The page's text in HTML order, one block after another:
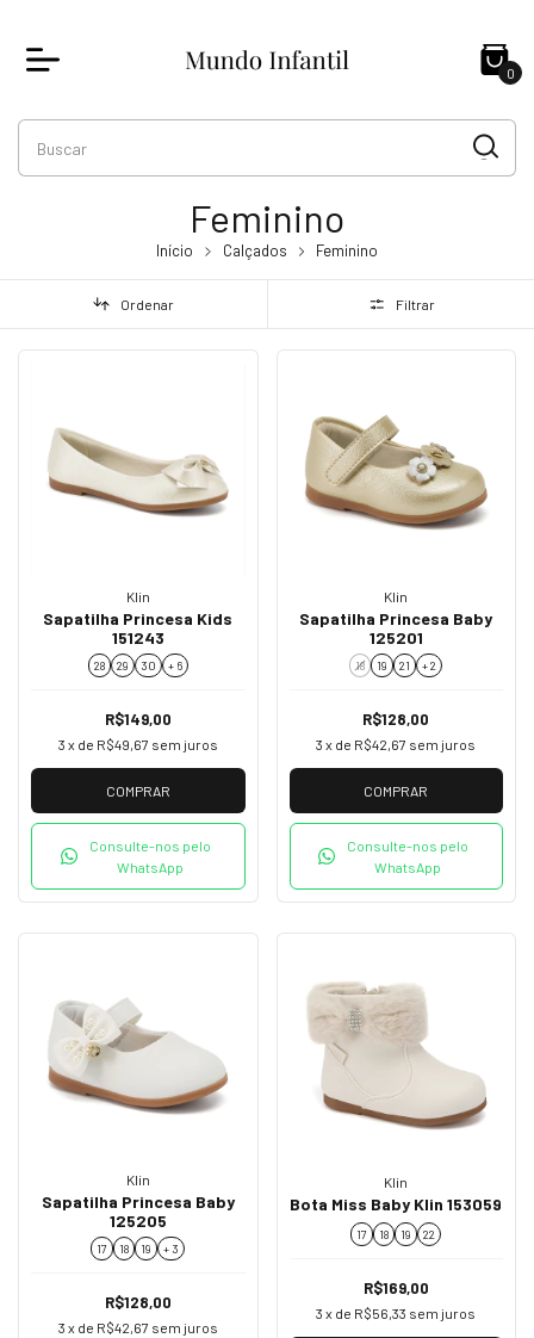
0
Feminino
Início Calçados Feminino
Ordenar Filtrar
Klin
Sapatilha Princesa Kids
151243
28 29 30 + 6
R$149,00
3 x de R$49,67 sem juros
COMPRAR
Consulte-nos pelo
WhatsApp
Klin
Sapatilha Princesa Baby
125201
18 19 21 + 2
R$128,00
3 x de R$42,67 sem juros
COMPRAR
Consulte-nos pelo
WhatsApp
Klin
Sapatilha Princesa Baby
125205
17 18 19 + 3
R$128,00
3 x de R$42,67 sem juros
Klin
Bota Miss Baby Klin 153059
17 18 19 22
R$169,00
3 x de R$56,33 sem juros